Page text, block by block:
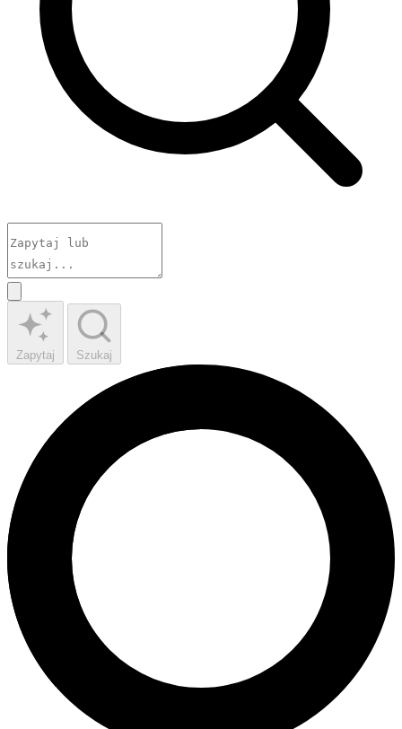
Zapytaj Szukaj